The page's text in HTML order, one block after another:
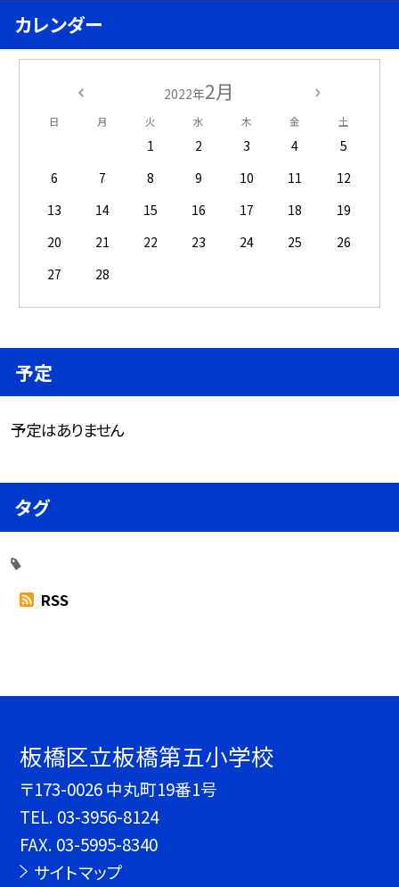
カレンダー
2022年2月
日 月 火 水 木 金 土
1 2 3 4
5
6
7 8 9 10 11
12
13
14 15 16 17 18
19
20
21 22 23 24 25
26
27
28
予定
予定はありません
タグ
RSS
板橋区立板橋第五小学校
〒173-0026 中丸町19番1号
TEL. 03-3956-8124
FAX. 03-5995-8340
サイトマップ